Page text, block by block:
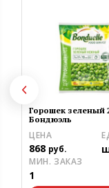
Горошек зеленый
Бондюэль
ЦЕНА
868 руб.
МИН. ЗАКАЗ
1